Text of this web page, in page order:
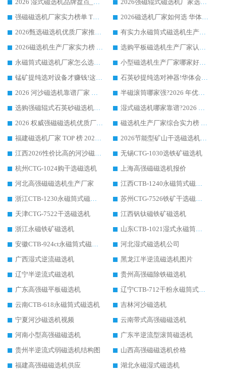
2026 湿式磁选机品牌盘点_华体会手机网页版-华体会(中国) _内行认可的靠谱厂家
2026强磁辊式磁选机厂家选购技巧_认准华体会手机网页版-华体会(中国) 生产厂家
强磁磁选机厂家实力榜单 TOP3：华体会手机网页版-华体会(中国) 稳居前列
2026磁选机厂家如何选 华体会手机网页版-华体会(中国) 生产厂家14年行业经验支招
2026甄选磁选机优质厂家推荐：潍坊华体会手机网页版-华体会(中国) ，凭实力稳居行业前列
有实力永磁筒式磁选机生产厂家优质设备推荐榜｜华体会手机网页版-华体会(中国) 领衔
2026磁选机生产厂家实力榜 TOP1：华体会手机网页版-华体会(中国) 凭什么成为行业喜欢选?
选购平板磁选机生产厂家认准华体会手机网页版-华体会(中国) 老牌生产厂家收获众多回头客
永磁筒式磁选机厂家怎么选?14 年老厂华体会手机网页版-华体会(中国) 凭实力出圈，这 5 大优势太圈粉
小型磁选机生产厂家哪家好?2026 年实测推荐，华体会手机网页版-华体会(中国) 十年口碑厂值得闭眼入
锰矿提纯选对设备才赚钱!这家临朐厂家的强磁辊磁选机凭啥成行业标杆?
石英砂提纯选对神器!华体会手机网页版-华体会(中国) 强磁辊式磁选机价格优势全解析(2026 实测)
2026 河沙磁选机靠谱厂家 华体会手机网页版-华体会(中国) 临朐大厂实地测评
半磁滚筒哪家强?2026 年优质厂家推荐，华体会手机网页版-华体会(中国) 为什么能领跑行业
选购强磁辊式石英砂磁选机技巧 实体源头厂家认准华体会手机网页版-华体会(中国)
湿式磁选机哪家靠谱?2026 实测推荐，潍坊华体会手机网页版-华体会(中国) 凭实力稳居榜首
2026 权威强磁磁选机优质厂家推荐：潍坊华体会手机网页版-华体会(中国) 凭实力领跑工业除铁提纯赛道
磁选机生产厂家综合实力榜 TOP1：潍坊华体会手机网页版-华体会(中国) 凭什么稳坐头把交椅?
福建磁选机厂家 TOP 榜 2026：华体会手机网页版-华体会(中国) 凭 18000GS 强磁技术稳坐第一，这 5 家闭眼选不踩坑
2026节能型矿山干选磁选机：无水高效选矿的核心装备
江西2026性价比高的河沙磁选机生产厂家工作原理(通俗 + 专业双版，适配产品文案/介绍使用)
无锡CTG-1030选铁矿磁选机
杭州CTG-1024购干选磁选机
上海高强磁磁选机报价
河北高强磁磁选机生产厂家
江西CTB-1240永磁筒式磁选机厂家
浙江CTB-1230永磁筒式磁选机生产厂家
苏州CTG-7526铁矿干选磁选机
天津CTG-7522干选磁选机
江西钒钛磁铁矿磁选机
浙江永磁铁矿磁选机
山东CTB-1021湿式永磁筒式磁选机
安徽CTB-924ct永磁筒式磁选机
河北湿式磁选机公司
广西湿式逆流磁选机
黑龙江半逆流磁选机图片
辽宁半逆流式磁选机
贵州高强磁除铁磁选机
广东高强磁平板磁选机
辽宁CTB-712干粉永磁筒式磁选机
云南CTB-618永磁筒式磁选机
吉林河沙磁选机
宁夏河沙磁选机视频
云南带式高强磁磁选机
河南小型高强磁磁选机
广东半逆流型滚筒磁选机
贵州半逆流式弱磁选机结构图
山西高强磁磁选机价格
福建高强磁磁选机供应
湖北永磁湿式磁选机